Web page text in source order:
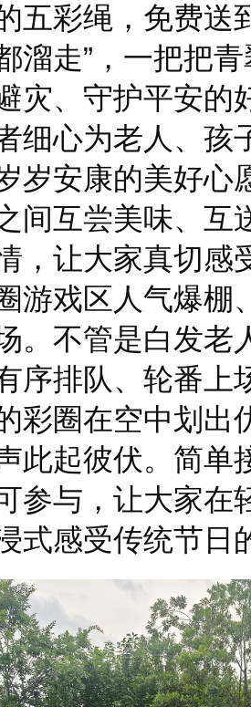
五彩绳，免费送
溜走”，一把把
灾、守护平安的
细心为老人、孩
岁安康的美好心
间互尝美味、互
，让大家真切感
戏区人气爆棚
。不管是白发老
序排队、轮番上
彩圈在空中划出
此起彼伏。简单
参与，让大家在
式感受传统节日